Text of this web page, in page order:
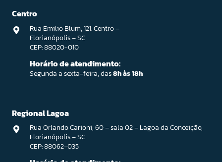
Centro
Rua Emilio Blum, 121. Centro –
Florianópolis – SC
CEP: 88020-010
Horário de atendimento:
Segunda a sexta-feira, das8h às 18h
Regional Lagoa
Rua Orlando Carioni, 60 – sala 02 – Lagoa da Conceição,
Florianópolis – SC
CEP: 88062-035